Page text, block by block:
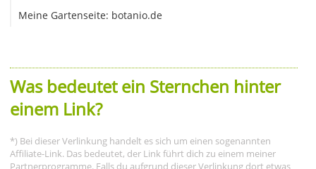
Meine Gartenseite: botanio.de
Was bedeutet ein Sternchen hinter
einem Link?
*) Bei dieser Verlinkung handelt es sich um einen sogenannten
Affiliate-Link. Das bedeutet, der Link führt dich zu einem meiner
Partnerprogramme. Falls du aufgrund dieser Verlinkung dort etwas